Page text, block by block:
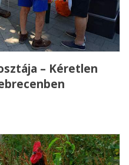
– Kéretlen